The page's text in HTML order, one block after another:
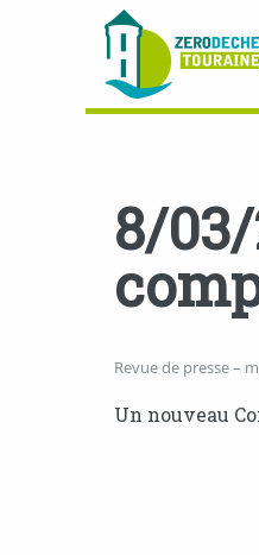
8/
Revue de presse –
Un nouveau